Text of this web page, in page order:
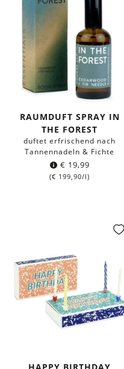
RAUMDUFT SPRAY IN
THE FOREST
duftet erfrischend nach
Tannennadeln & Fichte
€ 19,99
(€ 199,90/l)